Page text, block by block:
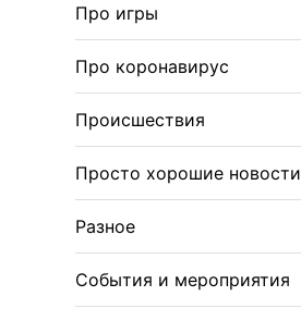
Про игры
Про коронавирус
Происшествия
Просто хорошие новости
Разное
События и мероприятия